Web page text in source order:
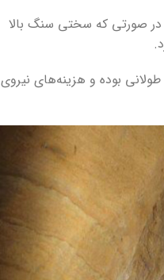
صورتی که سختی سنگ بالا
بوده و هزینه‌های نیروی